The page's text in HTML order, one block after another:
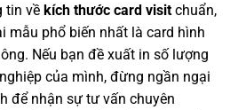
tin về kích thước card visit chuẩn,
mẫu phổ biến nhất là card hình
Nếu bạn đề xuất in số lượng
của mình, đừng ngần ngại
để nhận sự tư vấn chuyên